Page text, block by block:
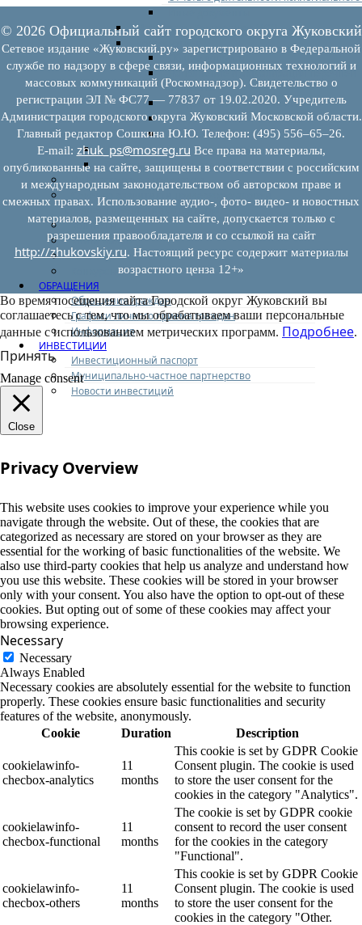
Материалы Корпорации МСП
Вопрос-ответ
Общие вопросы
Наполнение и актуализация перечней
имущества
Предоставление имущества
Выкуп имущества
Прочие
Информационная поддержка
Консультационная поддержка
Инфраструктура поддержки
Совет по развитию и поддержке малого и
среднего предпринимательства
Контакты
Книга жалоб
Законодательство
ОБРАЩЕНИЯ
Обращения граждан
Графики личного приема граждан
Информация
ИНВЕСТИЦИИ
Инвестиционный паспорт
Муниципально-частное партнерство
Новости инвестиций
© 2026 Официальный сайт городского округа Жуковский
Сетевое издание «Жуковский.ру» зарегистрировано в Федеральной
службе по надзору в сфере связи, информационных технологий и
массовых коммуникаций (Роскомнадзор). Свидетельство о
регистрации ЭЛ № ФС77 — 77837 от 19.02.2020. Учредитель
Администрация городского округа Жуковский Московской области.
Главный редактор Сошкина Ю.Ю. Телефон: (495) 556–65–26.
E‑mail: zhuk_ps@mosreg.ru Все права на материалы,
опубликованные на сайте, защищены в соответствии с российским
и международным законодательством об авторском праве и
смежных правах. Использование аудио-, фото- видео- и новостных
материалов, размещенных на сайте, допускается только с
разрешения правообладателя и со ссылкой на сайт
http://zhukovskiy.ru. Настоящий ресурс содержит материалы
возрастного ценза 12+»
Во время посещения сайта Городской округ Жуковский вы
соглашаетесь с тем, что мы обрабатываем ваши персональные
данные с использованием метрических программ. Подробнее.
Принять
Manage consent
Close
Privacy Overview
This website uses cookies to improve your experience while you
navigate through the website. Out of these, the cookies that are
categorized as necessary are stored on your browser as they are
essential for the working of basic functionalities of the website. We
also use third-party cookies that help us analyze and understand how
you use this website. These cookies will be stored in your browser
only with your consent. You also have the option to opt-out of these
cookies. But opting out of some of these cookies may affect your
browsing experience.
Necessary
Necessary
Always Enabled
Necessary cookies are absolutely essential for the website to function
properly. These cookies ensure basic functionalities and security
features of the website, anonymously.
Cookie
Duration Description
cookielawinfo-
checbox-analytics
11
months
This cookie is set by GDPR Cookie
Consent plugin. The cookie is used
to store the user consent for the
cookies in the category "Analytics".
cookielawinfo-
checbox-functional
11
months
The cookie is set by GDPR cookie
consent to record the user consent
for the cookies in the category
"Functional".
cookielawinfo-
checbox-others
11
months
This cookie is set by GDPR Cookie
Consent plugin. The cookie is used
to store the user consent for the
cookies in the category "Other.